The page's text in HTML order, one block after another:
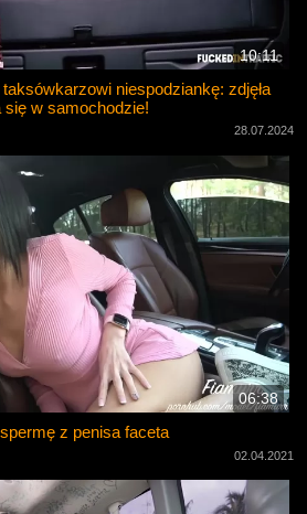
10:11
niespodziankę: zdjęła
się w samochodzie!
28.07.2024
06:38
z penisa faceta
02.04.2021